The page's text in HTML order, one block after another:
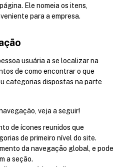
Ele nomeia os itens,
para a empresa.
usuária a se localizar na
de como encontrar o que
categorias dispostas na parte
veja a seguir!
de ícones reunidos que
de primeiro nível do site.
da navegação global, e pode
a seção.